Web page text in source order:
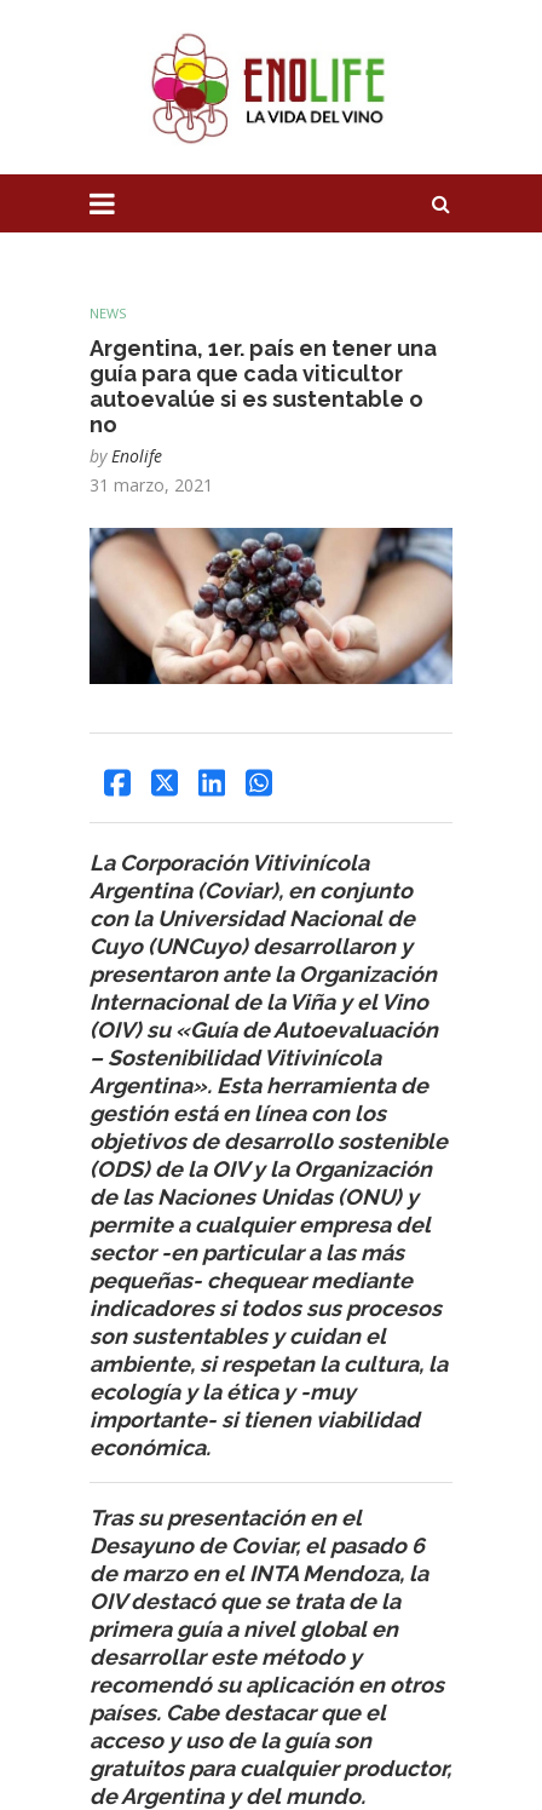
NEWS
Argentina, 1er. país en tener una
guía para que cada viticultor
autoevalúe si es sustentable o
no
by Enolife
31 marzo, 2021
La Corporación Vitivinícola
Argentina (Coviar), en conjunto
con la Universidad Nacional de
Cuyo (UNCuyo) desarrollaron y
presentaron ante la Organización
Internacional de la Viña y el Vino
(OIV) su «Guía de Autoevaluación
– Sostenibilidad Vitivinícola
Argentina». Esta herramienta de
gestión está en línea con los
objetivos de desarrollo sostenible
(ODS) de la OIV y la Organización
de las Naciones Unidas (ONU) y
permite a cualquier empresa del
sector -en particular a las más
pequeñas- chequear mediante
indicadores si todos sus procesos
son sustentables y cuidan el
ambiente, si respetan la cultura, la
ecología y la ética y -muy
importante- si tienen viabilidad
económica.
Tras su presentación en el
Desayuno de Coviar, el pasado 6
de marzo en el INTA Mendoza, la
OIV destacó que se trata de la
primera guía a nivel global en
desarrollar este método y
recomendó su aplicación en otros
países. Cabe destacar que el
acceso y uso de la guía son
gratuitos para cualquier productor,
de Argentina y del mundo.